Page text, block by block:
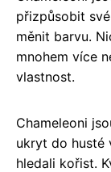
přizpůsobit
měnit barvu.
mnohem více
vlastnost.
Chameleoni
ukryt do husté
hledali kořist.